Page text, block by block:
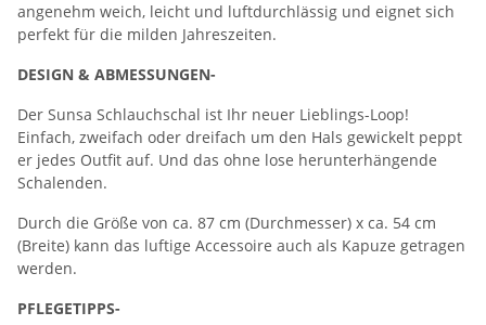
angenehm weich, leicht und luftdurchlässig und eignet sich
perfekt für die milden Jahreszeiten.
DESIGN & ABMESSUNGEN-
Der Sunsa Schlauchschal ist Ihr neuer Lieblings-Loop!
Einfach, zweifach oder dreifach um den Hals gewickelt peppt
er jedes Outfit auf. Und das ohne lose herunterhängende
Schalenden.
Durch die Größe von ca. 87 cm (Durchmesser) x ca. 54 cm
(Breite) kann das luftige Accessoire auch als Kapuze getragen
werden.
PFLEGETIPPS-